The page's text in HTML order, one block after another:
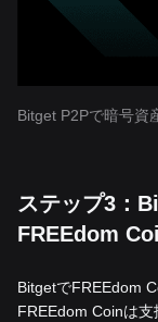
Bitget P2Pで暗号資
ステップ3：
FREEdom
BitgetでFREEdom
FREEdom Coinは